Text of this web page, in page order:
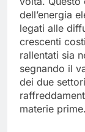
dell’energia
legati alle
crescenti
rallentati sia
segnando il
dei due
materie prime.